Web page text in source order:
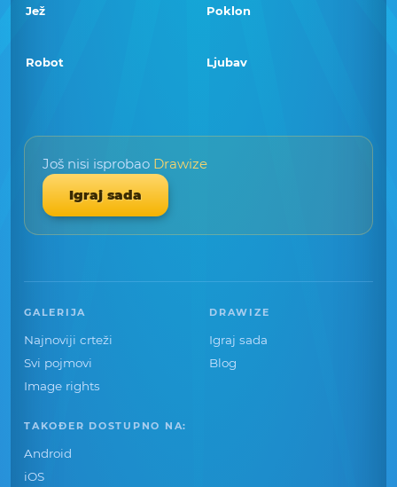
Jež Poklon
Robot Ljubav
Još nisi isprobao Drawize
Igraj sada
GALERIJA
Najnoviji crteži
Svi pojmovi
Image rights
DRAWIZE
Igraj sada
Blog
TAKOĐER DOSTUPNO NA:
Android
iOS